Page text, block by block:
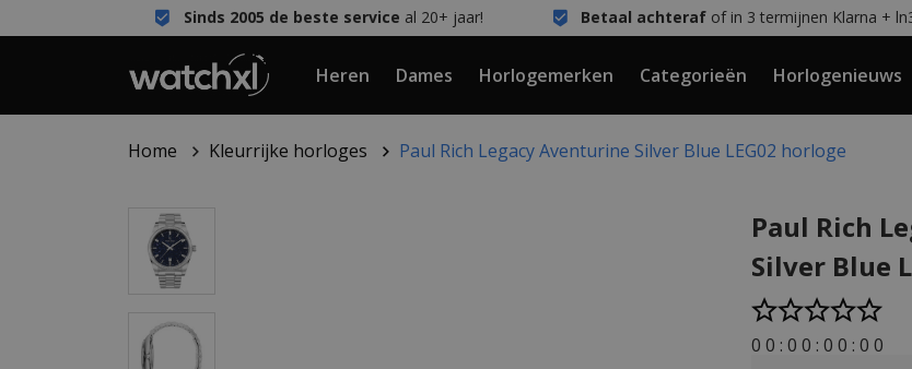
Sinds 2005 de beste service al 20+ jaar! Betaal achteraf of in 3 termijnen Klarna +
Heren Dames Horlogemerken Categorieën Horlogenieuws
Home Kleurrijke horloges Paul Rich Legacy Aventurine Silver Blue LEG02 horloge
Paul Rich
Silver Blue
0 0 : 0 0 : 0 0 : 0 0